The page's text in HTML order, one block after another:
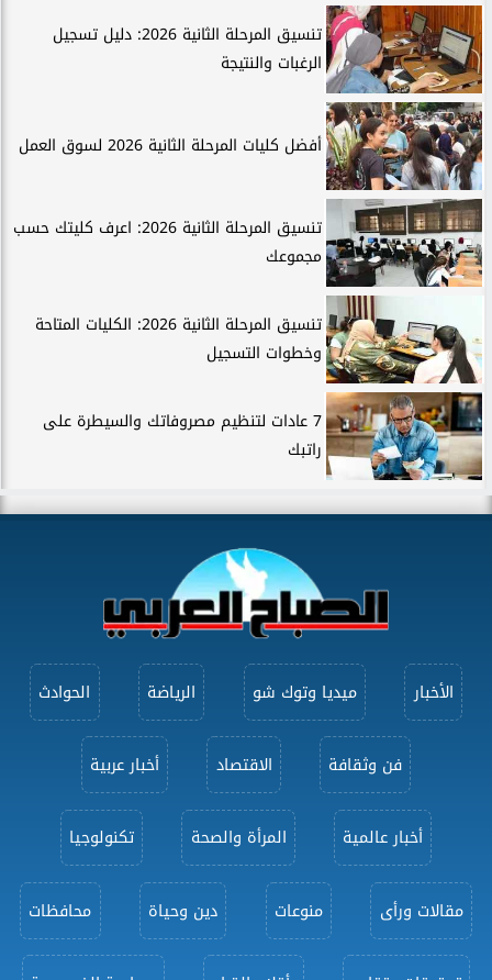
تنسيق المرحلة الثانية 2026: دليل تسجيل
الرغبات والنتيجة
أفضل كليات المرحلة الثانية 2026 لسوق العمل
تنسيق المرحلة الثانية 2026: اعرف كليتك حسب
مجموعك
تنسيق المرحلة الثانية 2026: الكليات المتاحة
وخطوات التسجيل
7 عادات لتنظيم مصروفاتك والسيطرة على
راتبك
الأخبار ميديا وتوك شو الرياضة الحوادث
فن وثقافة الاقتصاد أخبار عربية
أخبار عالمية المرأة والصحة تكنولوجيا
مقالات ورأى منوعات دين وحياة محافظات